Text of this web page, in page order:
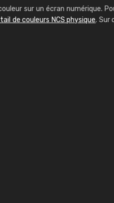
sur un écran numérique.
de couleurs NCS physique. Sur